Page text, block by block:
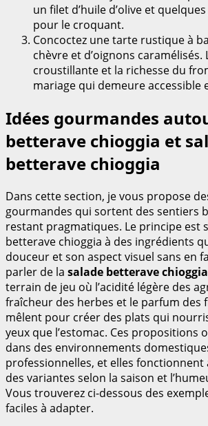
un filet d’huile d’olive et
pour le croquant.
Concoctez une tarte rustique à
chèvre et d’oignons caramélisés.
croustillante et la richesse du
mariage qui demeure accessible
Idées gourmandes
betterave chioggia et
betterave chioggia
Dans cette section, je vous propose
gourmandes qui sortent des sentiers
restant pragmatiques. Le principe est
betterave chioggia à des ingrédients
douceur et son aspect visuel sans en
parler de la salade betterave chioggia
terrain de jeu où l’acidité légère des
fraîcheur des herbes et le parfum des
mêlent pour créer des plats qui
yeux que l’estomac. Ces propositions
dans des environnements
professionnelles, et elles fonctionnent
des variantes selon la saison et
Vous trouverez ci-dessous des
faciles à adapter.